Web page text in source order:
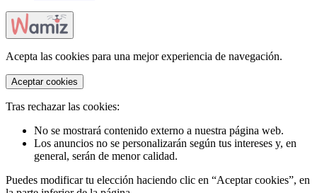
Acepta las cookies para una mejor experiencia de navegación.
Aceptar cookies
Tras rechazar las cookies:
No se mostrará contenido externo a nuestra página web.
Los anuncios no se personalizarán según tus intereses y, en
general, serán de menor calidad.
Puedes modificar tu elección haciendo clic en “Aceptar cookies”, en